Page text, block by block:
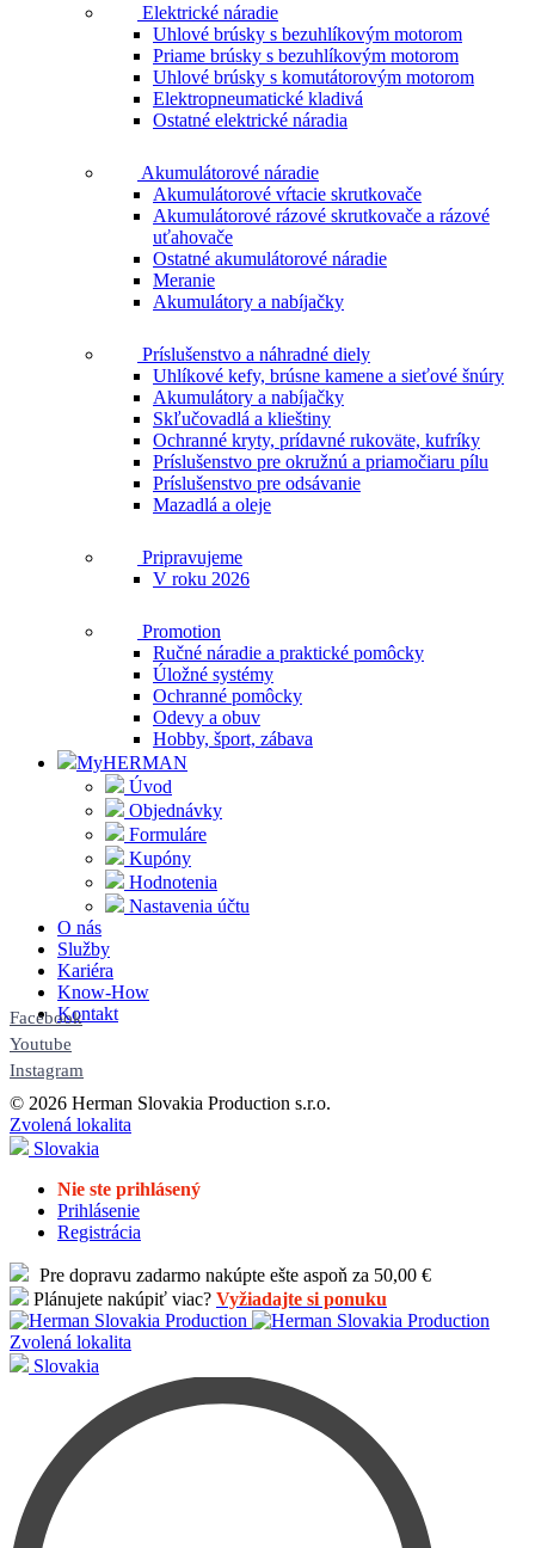
Elektrické náradie
Uhlové brúsky s bezuhlíkovým motorom
Priame brúsky s bezuhlíkovým motorom
Uhlové brúsky s komutátorovým motorom
Elektropneumatické kladivá
Ostatné elektrické náradia
Akumulátorové náradie
Akumulátorové vŕtacie skrutkovače
Akumulátorové rázové skrutkovače a rázové
uťahovače
Ostatné akumulátorové náradie
Meranie
Akumulátory a nabíjačky
Príslušenstvo a náhradné diely
Uhlíkové kefy, brúsne kamene a sieťové šnúry
Akumulátory a nabíjačky
Skľučovadlá a klieštiny
Ochranné kryty, prídavné rukoväte, kufríky
Príslušenstvo pre okružnú a priamočiaru pílu
Príslušenstvo pre odsávanie
Mazadlá a oleje
Pripravujeme
V roku 2026
Promotion
Ručné náradie a praktické pomôcky
Úložné systémy
Ochranné pomôcky
Odevy a obuv
Hobby, šport, zábava
MyHERMAN
Úvod
Objednávky
Formuláre
Kupóny
Hodnotenia
Nastavenia účtu
O nás
Služby
Kariéra
Know-How
Kontakt
Facebook
Youtube
Instagram
© 2026 Herman Slovakia Production s.r.o.
Zvolená lokalita
Slovakia
Nie ste prihlásený
Prihlásenie
Registrácia
Pre dopravu zadarmo nakúpte ešte aspoň za 50,00 €
Plánujete nakúpiť viac? Vyžiadajte si ponuku
Zvolená lokalita
Slovakia